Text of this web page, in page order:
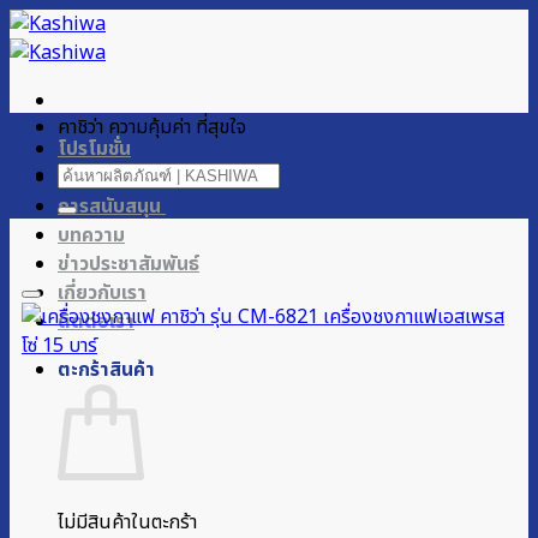
ข้าม
ไป
เนื้อหา
โปรโมชั่น
ผลิตภัณฑ์ของเรา
การสนับสนุน
บทความ
ข่าวประชาสัมพันธ์
เกี่ยวกับเรา
ติดต่อเรา
ตะกร้าสินค้า
ไม่มีสินค้าในตะกร้า
คาชิว่า ความคุ้มค่า ที่สุขใจ
ค้นหา: